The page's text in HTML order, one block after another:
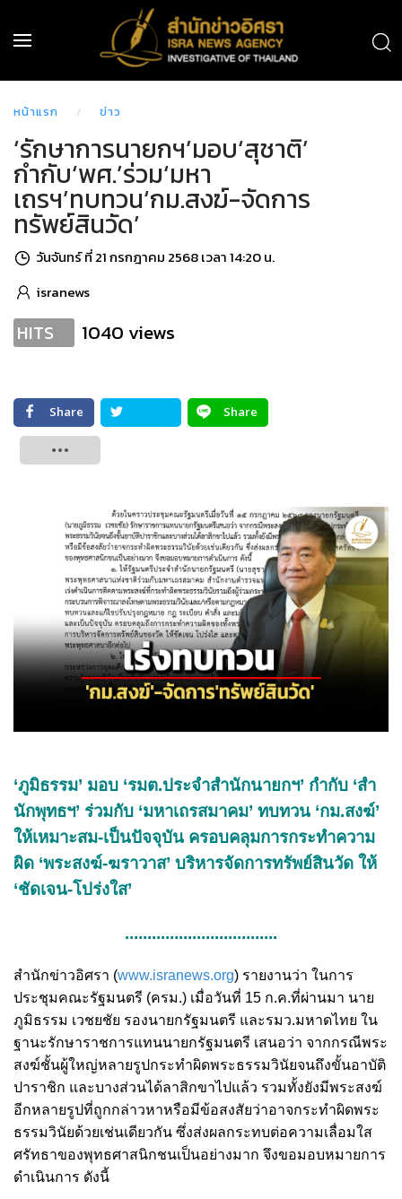
หน้าแรก ข่าว
‘รักษาการนายกฯ’มอบ‘สุชาติ’
กำกับ‘พศ.’ร่วม‘มหา
เถรฯ’ทบทวน‘กม.สงฆ์-จัดการ
ทรัพย์สินวัด’
วันจันทร์ ที่ 21 กรกฎาคม 2568 เวลา 14:20 น.
isranews
HITS 1040 views
Share
Share
‘ภูมิธรรม’ มอบ ‘รมต.ประจำสำนักนายกฯ’ กำกับ ‘สำ
นักพุทธฯ’ ร่วมกับ ‘มหาเถรสมาคม’ ทบทวน ‘กม.สงฆ์’
ให้เหมาะสม-เป็นปัจจุบัน ครอบคลุมการกระทำความ
ผิด ‘พระสงฆ์-ฆราวาส’ บริหารจัดการทรัพย์สินวัด ให้
‘ชัดเจน-โปร่งใส’
..................................
สำนักข่าวอิศรา (www.isranews.org) รายงานว่า ในการ
ประชุมคณะรัฐมนตรี (ครม.) เมื่อวันที่ 15 ก.ค.ที่ผ่านมา นาย
ภูมิธรรม เวชยชัย รองนายกรัฐมนตรี และรมว.มหาดไทย ใน
ฐานะรักษาราชการแทนนายกรัฐมนตรี เสนอว่า จากกรณีพระ
สงฆ์ชั้นผู้ใหญ่หลายรูปกระทำผิดพระธรรมวินัยจนถึงขั้นอาบัติ
ปาราชิก และบางส่วนได้ลาสิกขาไปแล้ว รวมทั้งยังมีพระสงฆ์
อีกหลายรูปที่ถูกกล่าวหาหรือมีข้อสงสัยว่าอาจกระทำผิดพระ
ธรรมวินัยด้วยเช่นเดียวกัน ซึ่งส่งผลกระทบต่อความเลื่อมใส
ศรัทธาของพุทธศาสนิกชนเป็นอย่างมาก จึงขอมอบหมายการ
ดำเนินการ ดังนี้